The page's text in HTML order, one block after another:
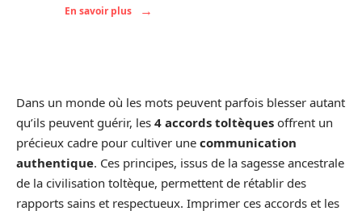
En savoir plus
Dans un monde où les mots peuvent parfois blesser autant
qu’ils peuvent guérir, les 4 accords toltèques offrent un
précieux cadre pour cultiver une communication
authentique. Ces principes, issus de la sagesse ancestrale
de la civilisation toltèque, permettent de rétablir des
rapports sains et respectueux. Imprimer ces accords et les